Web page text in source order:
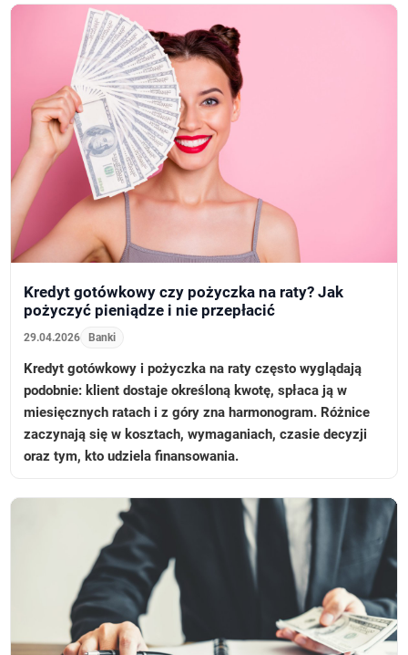
Kredyt gotówkowy czy pożyczka na raty? Jak
pożyczyć pieniądze i nie przepłacić
29.04.2026 Banki
Kredyt gotówkowy i pożyczka na raty często wyglądają
podobnie: klient dostaje określoną kwotę, spłaca ją w
miesięcznych ratach i z góry zna harmonogram. Różnice
zaczynają się w kosztach, wymaganiach, czasie decyzji
oraz tym, kto udziela finansowania.